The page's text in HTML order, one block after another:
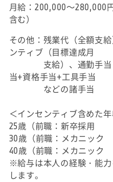
月給：200,000～280,000
含む）
その他：残業代（全額支
ンティブ（目標達成月
支給）、通勤手当（
当+資格手当+工具手当
などの諸手当
＜インセンティブ含めた
25歳（前職：新卒採用
30歳（前職：メカニッ
40歳（前職：メカニック
※給与は本人の経験・能
します。